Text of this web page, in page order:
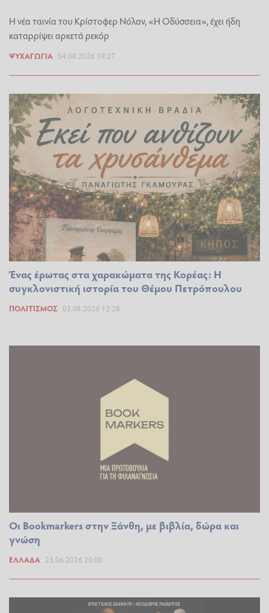
Η νέα ταινία του Κρίστοφερ Νόλαν, «Η Οδύσσεια», έχει ήδη
καταρρίψει αρκετά ρεκόρ
ΨΥΧΑΓΩΓΊΑ 04.08.2026 19:27
Ένας έρωτας στα χαρακώματα της Κορέας: Η
συγκλονιστική ιστορία του Θέμου Πετρόπουλου
ΠΟΛΙΤΙΣΜΌΣ 03.08.2026 12:28
Οι Bookmarkers στην Ξάνθη, με βιβλία, δώρα και
γνώση
ΕΛΛΆΔΑ 23.06.2026 20:00